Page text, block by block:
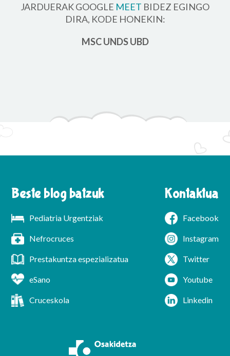
JARDUERAK GOOGLE MEET BIDEZ EGINGO
DIRA, KODE HONEKIN:
MSC UNDS UBD
Beste blog batzuk
Pediatria Urgentziak
Nefrocruces
Prestakuntza espezializatua
eSano
Cruceskola
Kontaktua
Facebook
Instagram
Twitter
Youtube
Linkedin